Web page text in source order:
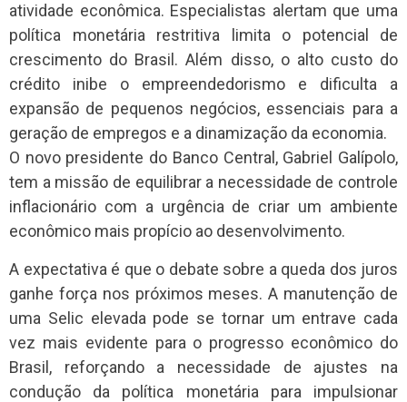
atividade econômica. Especialistas alertam que uma
política monetária restritiva limita o potencial de
crescimento do Brasil. Além disso, o alto custo do
crédito inibe o empreendedorismo e dificulta a
expansão de pequenos negócios, essenciais para a
geração de empregos e a dinamização da economia.
O novo presidente do Banco Central, Gabriel Galípolo,
tem a missão de equilibrar a necessidade de controle
inflacionário com a urgência de criar um ambiente
econômico mais propício ao desenvolvimento.
A expectativa é que o debate sobre a queda dos juros
ganhe força nos próximos meses. A manutenção de
uma Selic elevada pode se tornar um entrave cada
vez mais evidente para o progresso econômico do
Brasil, reforçando a necessidade de ajustes na
condução da política monetária para impulsionar